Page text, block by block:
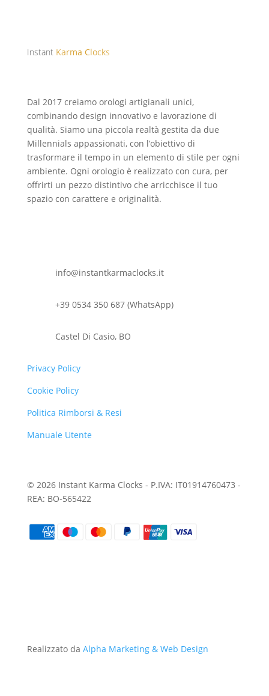
Instant Karma Clocks
Dal 2017 creiamo orologi artigianali unici,
combinando design innovativo e lavorazione di
qualità. Siamo una piccola realtà gestita da due
Millennials appassionati, con l’obiettivo di
trasformare il tempo in un elemento di stile per ogni
ambiente. Ogni orologio è realizzato con cura, per
offrirti un pezzo distintivo che arricchisce il tuo
spazio con carattere e originalità.
info@instantkarmaclocks.it
+39 0534 350 687 (WhatsApp)
Castel Di Casio, BO
Privacy Policy
Cookie Policy
Politica Rimborsi & Resi
Manuale Utente
© 2026 Instant Karma Clocks - P.IVA: IT01914760473 -
REA: BO-565422
Realizzato da Alpha Marketing & Web Design